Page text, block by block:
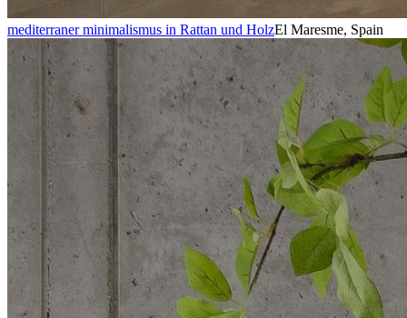
mediterraner minimalismus in Rattan und HolzEl Maresme, Spain